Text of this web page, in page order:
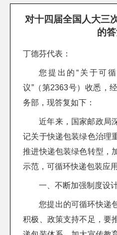
对十四届全国人大三
的
丁德芬代表：
您提出的“关于可
议”（第2363号）收悉，
务部，现答复如下：
近年来，国家邮政局
记关于快递包装绿色治理
推进快递包装绿色转型，
示范，可循环快递包装应
一、不断加强制度设
您提出的可循环快递
积极、政策支持不足，要